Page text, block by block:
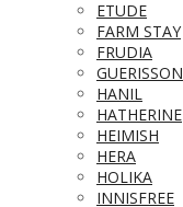
ETUDE
FARM STAY
FRUDIA
GUERISSON
HANIL
HATHERINE
HEIMISH
HERA
HOLIKA
INNISFREE